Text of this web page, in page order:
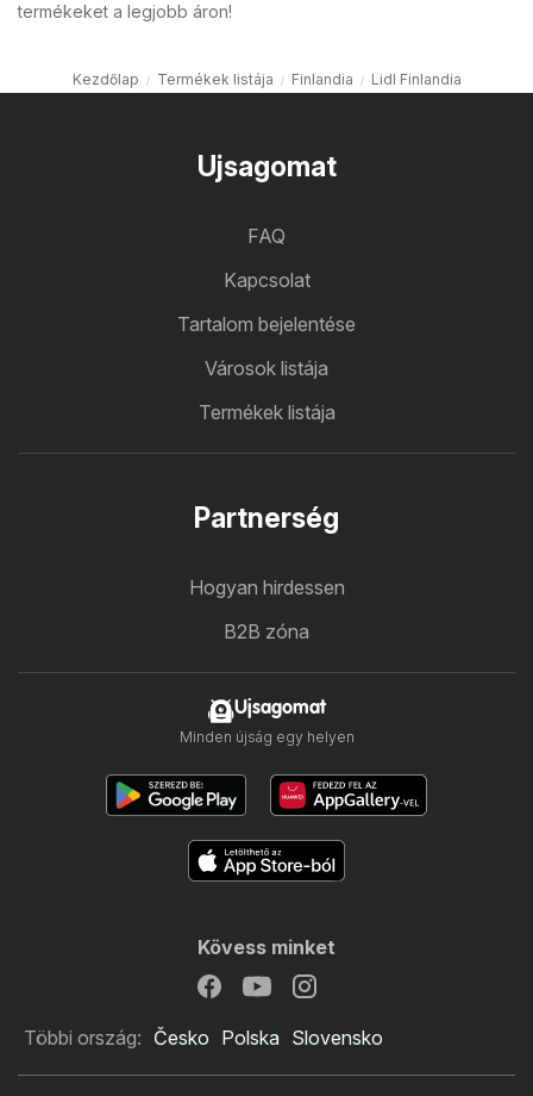
termékeket a legjobb áron!
Kezdőlap Termékek listája Finlandia Lidl Finlandia
Ujsagomat
FAQ
Kapcsolat
Tartalom bejelentése
Városok listája
Termékek listája
Partnerség
Hogyan hirdessen
B2B zóna
Ujsagomat
Minden újság egy helyen
Kövess minket
Többi ország: Česko Polska Slovensko